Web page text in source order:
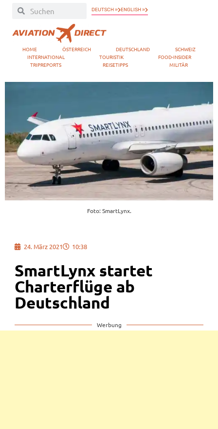
DEUTSCH » ENGLISH »
HOME ÖSTERREICH DEUTSCHLAND
SCHWEIZ
INTERNATIONAL
TOURISTIK
FOOD-INSIDER
TRIPREPORTS
REISETIPPS MILITÄR
Foto: SmartLynx.
24. März 2021 10:38
SmartLynx startet
Charterflüge ab
Deutschland
Werbung